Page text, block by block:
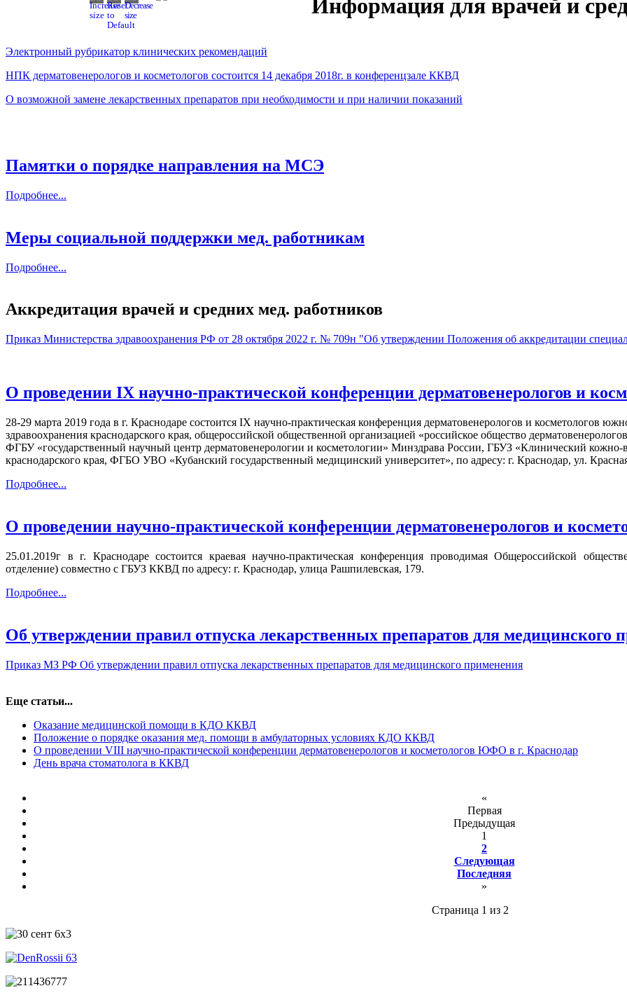
Информация для врачей и
Электронный рубрикатор клинических рекомендаций
НПК дерматовенерологов и косметологов состоится 14 декабря 2018г. в конференцзале ККВД
О возможной замене лекарственных препаратов при необходимости и при наличии показаний
Памятки о порядке направления на МСЭ
Подробнее...
Меры социальной поддержки мед. работникам
Подробнее...
Аккредитация врачей и средних мед. работников
Приказ Министерства здравоохранения РФ от 28 октября 2022 г. № 709н "Об утверждении Положения об аккредитации
О проведении IX научно-практической конференции дерматовенерологов и
28-29 марта 2019 года в г. Краснодаре состоится IX научно-практическая конференция дерматовенерологов и косметологов
здравоохранения краснодарского края, общероссийской общественной организацией «российское общество
ФГБУ «государственный научный центр дерматовенерологии и косметологии» Минздрава России, ГБУЗ «Клинический кожно-
краснодарского края, ФГБО УВО «Кубанский государственный медицинский университет», по адресу: г. Краснодар, ул.
Подробнее...
О проведении научно-практической конференции дерматовенерологов и
25.01.2019г в г. Краснодаре состоится краевая научно-практическая конференция проводимая Общероссийской
отделение) совместно с ГБУЗ ККВД по адресу: г. Краснодар, улица Рашпилевская, 179.
Подробнее...
Об утверждении правил отпуска лекарственных препаратов для медицинского
Приказ МЗ РФ Об утверждении правил отпуска лекарственных препаратов для медицинского применения
Еще статьи...
Оказание медицинской помощи в КДО ККВД
Положение о порядке оказания мед. помощи в амбулаторных условиях КДО ККВД
О проведении VIII научно-практической конференции дерматовенерологов и косметологов ЮФО в г. Краснодар
День врача стоматолога в ККВД
«
Первая
Предыдущая
1
2
Следующая
Последняя
»
Страница 1 из 2